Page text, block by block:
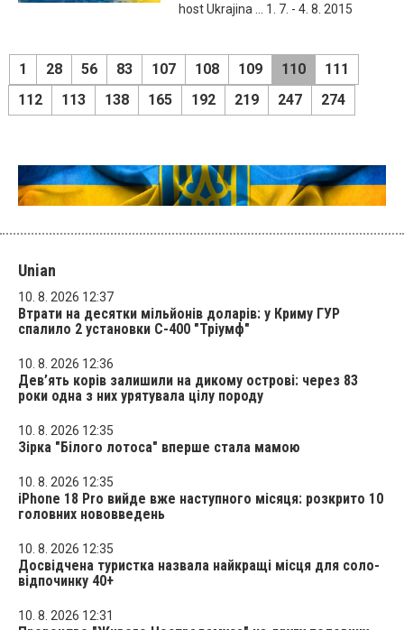
host Ukrajina ... 1. 7. - 4. 8. 2015
1 28 56 83 107 108 109 110
111
112
113 138 165 192 219 247 274
Unian
10. 8. 2026 12:37
Втрати на десятки мільйонів доларів: у Криму ГУР
спалило 2 установки С-400 "Тріумф"
10. 8. 2026 12:36
Дев’ять корів залишили на дикому острові: через 83
роки одна з них урятувала цілу породу
10. 8. 2026 12:35
Зірка "Білого лотоса" вперше стала мамою
10. 8. 2026 12:35
iPhone 18 Pro вийде вже наступного місяця: розкрито 10
головних нововведень
10. 8. 2026 12:35
Досвідчена туристка назвала найкращі місця для соло-
відпочинку 40+
10. 8. 2026 12:31